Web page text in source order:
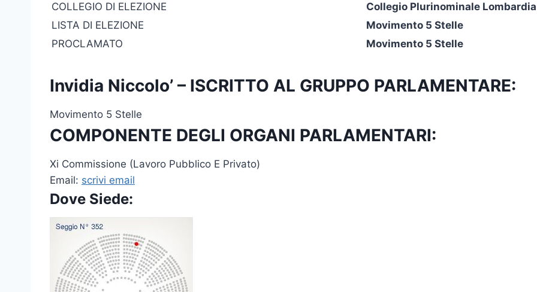
COLLEGIO DI ELEZIONE
Collegio Plurinominale Lombardia
LISTA DI ELEZIONE
Movimento 5 Stelle
PROCLAMATO
Movimento 5 Stelle
Invidia Niccolo’ – ISCRITTO AL GRUPPO PARLAMENTARE:
Movimento 5 Stelle
COMPONENTE DEGLI ORGANI PARLAMENTARI:
Xi Commissione (Lavoro Pubblico E Privato)
Email: scrivi email
Dove Siede: